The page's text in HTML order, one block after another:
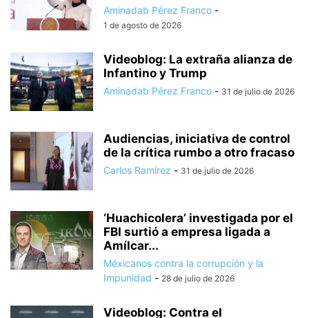
Aminadab Pérez Franco -
1 de agosto de 2026
Videoblog: La extraña alianza de
Infantino y Trump
Aminadab Pérez Franco - 31 de julio de 2026
Audiencias, iniciativa de control
de la crítica rumbo a otro fracaso
Carlos Ramírez - 31 de julio de 2026
‘Huachicolera’ investigada por el
FBI surtió a empresa ligada a
Amílcar...
Méxicanos contra la corrupción y la
Impunidad - 28 de julio de 2026
Videoblog: Contra el